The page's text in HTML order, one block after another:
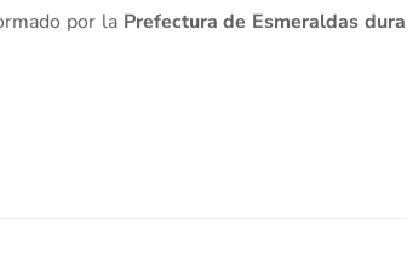
por la Prefectura de Esmeraldas